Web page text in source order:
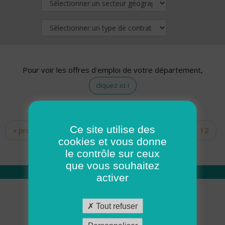
Pour voir les offres d'emploi de votre département,
cliquez ici !
Pages
« premier ‹ précédent … 10
12
14 15 16 17
Qui sommes nous
Académie ADMR
Ce site utilise des
cookies et vous donne
le contrôle sur ceux
que vous souhaitez
activer
Tout refuser